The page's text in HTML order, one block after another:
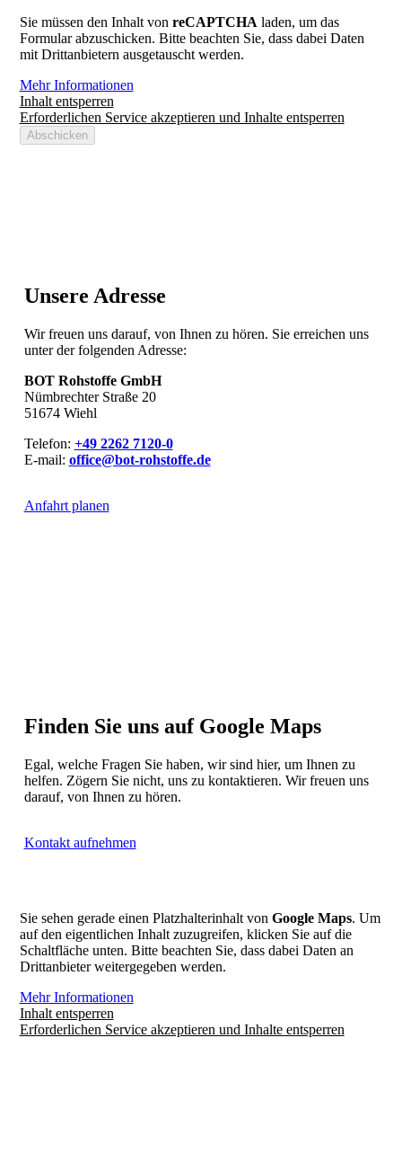
Sie müssen den Inhalt von reCAPTCHA laden, um das
Formular abzuschicken. Bitte beachten Sie, dass dabei Daten
mit Drittanbietern ausgetauscht werden.
Mehr Informationen
Inhalt entsperren
Erforderlichen Service akzeptieren und Inhalte entsperren
Abschicken
Unsere Adresse
Wir freuen uns darauf, von Ihnen zu hören. Sie erreichen uns
unter der folgenden Adresse:
BOT Rohstoffe GmbH
Nümbrechter Straße 20
51674 Wiehl
Telefon: +49 2262 7120-0
E-mail: office@bot-rohstoffe.de
Anfahrt planen
Finden Sie uns auf Google Maps
Egal, welche Fragen Sie haben, wir sind hier, um Ihnen zu
helfen. Zögern Sie nicht, uns zu kontaktieren. Wir freuen uns
darauf, von Ihnen zu hören.
Kontakt aufnehmen
Sie sehen gerade einen Platzhalterinhalt von Google Maps. Um
auf den eigentlichen Inhalt zuzugreifen, klicken Sie auf die
Schaltfläche unten. Bitte beachten Sie, dass dabei Daten an
Drittanbieter weitergegeben werden.
Mehr Informationen
Inhalt entsperren
Erforderlichen Service akzeptieren und Inhalte entsperren